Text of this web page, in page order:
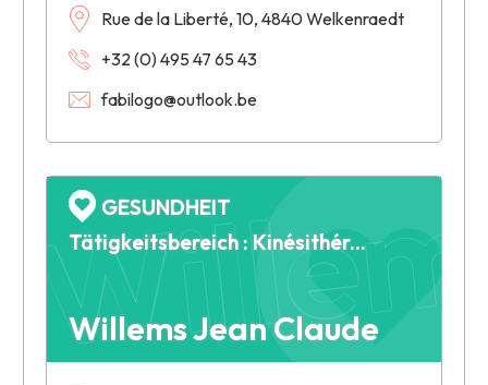
Rue de la Liberté, 10, 4840 Welkenraedt
+32 (0) 495 47 65 43
fabilogo@outlook.be
Willems Jean Claude
GESUNDHEIT
Tätigkeitsbereich : Kinésithérapie